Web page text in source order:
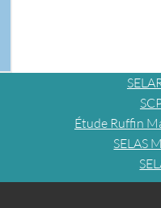
Étude Ruffin
SELAS